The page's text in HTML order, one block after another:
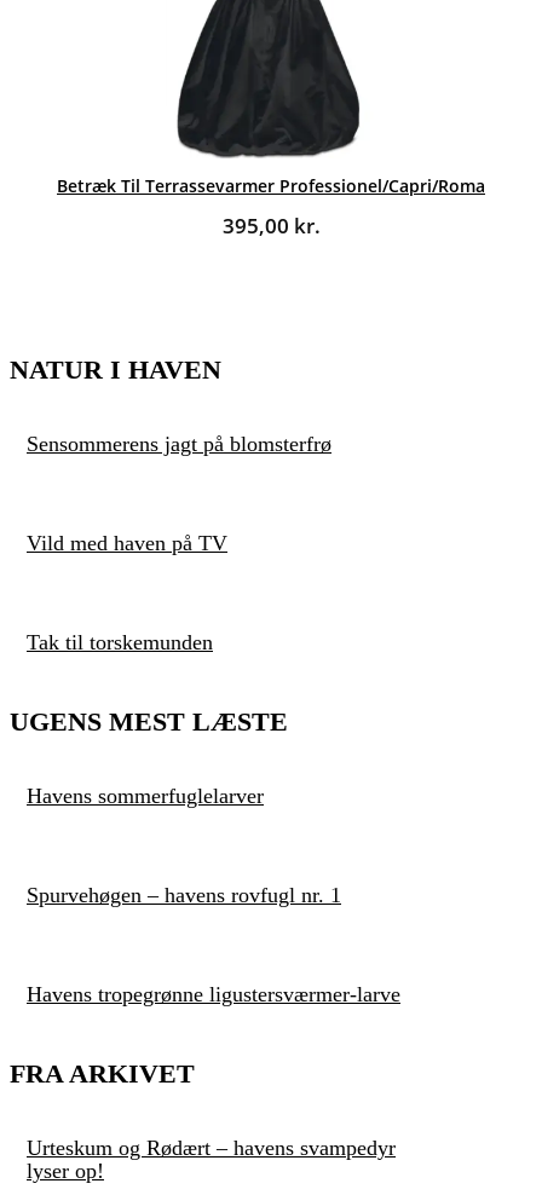
Betræk Til Terrassevarmer Professionel/Capri/Roma
395,00 kr.
NATUR I HAVEN
Sensommerens jagt på blomsterfrø
Vild med haven på TV
Tak til torskemunden
UGENS MEST LÆSTE
Havens sommerfuglelarver
Spurvehøgen – havens rovfugl nr. 1
Havens tropegrønne ligustersværmer-larve
FRA ARKIVET
Urteskum og Rødært – havens svampedyr
lyser op!